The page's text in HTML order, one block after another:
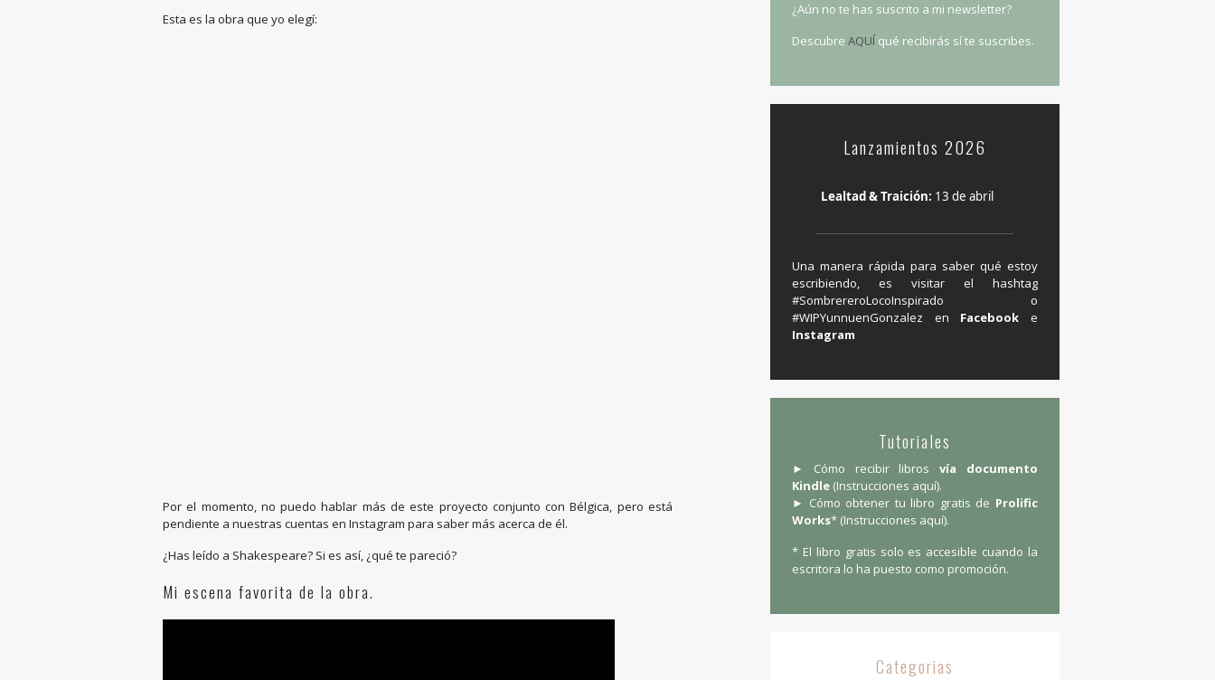
Esta es la obra que yo elegí:
Por el momento, no puedo hablar más de este proyecto conjunto con Bélgica, pero está
pendiente a nuestras cuentas en Instagram para saber más acerca de él.
¿Has leído a Shakespeare? Si es así, ¿qué te pareció?
Mi escena favorita de la obra.
¿Aún no te has suscrito a mi newsletter?
Descubre AQUÍ qué recibirás sí te suscribes.
Lanzamientos 2026
Lealtad & Traición: 13 de abril
Una manera rápida para saber qué estoy
escribiendo, es visitar el hashtag
‬#SombrereroLocoInspirado o
#WIPYunnuenGonzalez en ‪ Facebook e
Instagram
Tutoriales
► Cómo recibir librosvía documento
Kindle (Instrucciones aquí).
► Cómo obtener tu libro gratis de Prolific
Works* (Instrucciones aquí).
* El libro gratis solo es accesible cuando la
escritora lo ha puesto como promoción.
Categorias